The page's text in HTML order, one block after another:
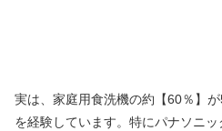
実は、家庭用食洗機の約【60％】
を経験しています。特にパナソニ